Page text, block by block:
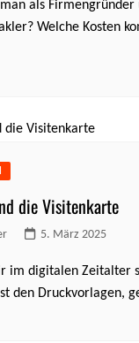
als Firmengründer
Welche Kosten
die Visitenkarte
5. März 2025
im digitalen Zeitalter
den Druckvorlagen,